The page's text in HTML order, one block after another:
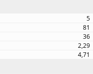
5
81
36
2,29
4,71